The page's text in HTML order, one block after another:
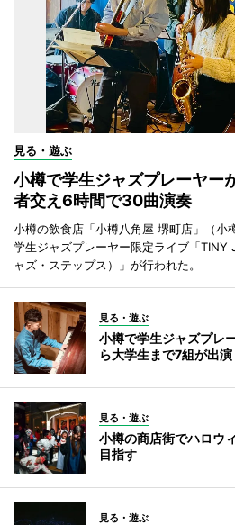
見る・遊ぶ
小樽で学生ジャズプレーヤ
者交え6時間で30曲演奏
小樽の飲食店「小樽八角屋 堺町店」（小
学生ジャズプレーヤー限定ライブ「TINY
ャズ・ステップス）」が行われた。
見る・遊ぶ
小樽で学生ジャズプレ
ら大学生まで7組が出演
見る・遊ぶ
小樽の商店街でハロウ
目指す
見る・遊ぶ